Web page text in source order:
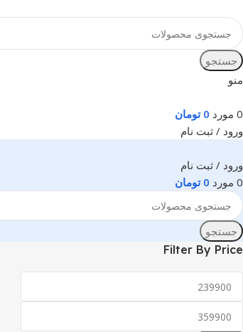
جستجو
منو
0 مورد 0 تومان
ورود / ثبت نام
ورود / ثبت نام
0 مورد 0 تومان
جستجو
Filter By Price